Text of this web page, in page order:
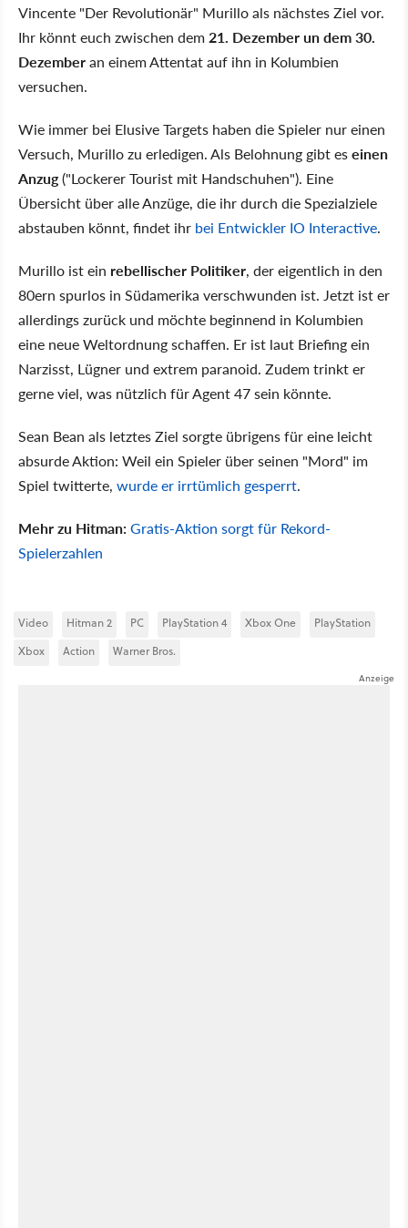
Vincente "Der Revolutionär" Murillo als nächstes Ziel vor.
Ihr könnt euch zwischen dem 21. Dezember un dem 30.
Dezemberan einem Attentat auf ihn in Kolumbien
versuchen.
Wie immer bei Elusive Targets haben die Spieler nur einen
Versuch, Murillo zu erledigen. Als Belohnung gibt eseinen
Anzug("Lockerer Tourist mit Handschuhen"). Eine
Übersicht über alle Anzüge, die ihr durch die Spezialziele
abstauben könnt, findet ihr bei Entwickler IO Interactive.
Murillo ist ein rebellischer Politiker, der eigentlich in den
80ern spurlos in Südamerika verschwunden ist. Jetzt ist er
allerdings zurück und möchte beginnend in Kolumbien
eine neue Weltordnung schaffen. Er ist laut Briefing ein
Narzisst, Lügner und extrem paranoid. Zudem trinkt er
gerne viel, was nützlich für Agent 47 sein könnte.
Sean Bean als letztes Ziel sorgte übrigens für eine leicht
absurde Aktion: Weil ein Spieler über seinen "Mord" im
Spiel twitterte, wurde er irrtümlich gesperrt.
Mehr zu Hitman:Gratis-Aktion sorgt für Rekord-
Spielerzahlen
Video Hitman 2 PC PlayStation 4 Xbox One
PlayStation
Xbox
Action Warner Bros.